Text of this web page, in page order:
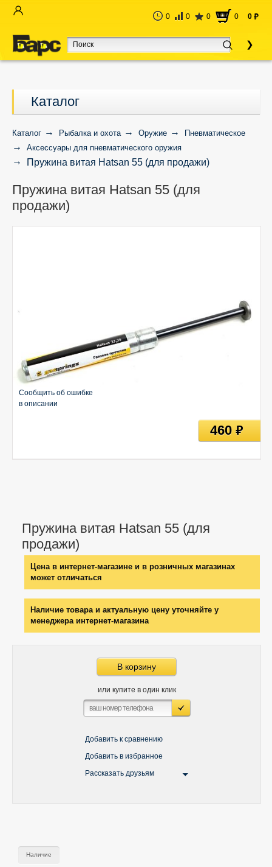
0 0 0 0 0 руб
Каталог
Каталог Рыбалка и охота Оружие
Пневматическое
Аксессуары для пневматического оружия
Пружина витая Hatsan 55 (для продажи)
Пружина витая Hatsan 55 (для
продажи)
Пружина витая Hatsan 55 (для
продажи)
Цена в интернет-магазине и в розничных магазинах
может отличаться
Наличие товара и актуальную цену уточняйте у
менеджера интернет-магазина
В корзину
или купите в один клик
Добавить к сравнению
Добавить в избранное
Рассказать друзьям
Сообщить об ошибке
в описании
460руб
Наличие